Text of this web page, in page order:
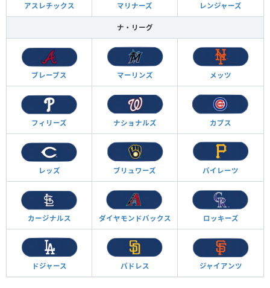
アスレチックス マリナーズ レンジャーズ
ナ・リーグ
ブレーブス マーリンズ メッツ
フィリーズ ナショナルズ カブス
レッズ ブリュワーズ パイレーツ
カージナルス ダイヤモンドバックス ロッキーズ
ドジャース パドレス ジャイアンツ